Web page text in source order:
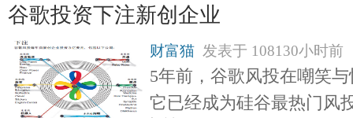
谷歌投资下注新创企业
财富猫 发表于 108130小时前
5年前，谷歌风投在嘲笑
它已经成为硅谷最热门风